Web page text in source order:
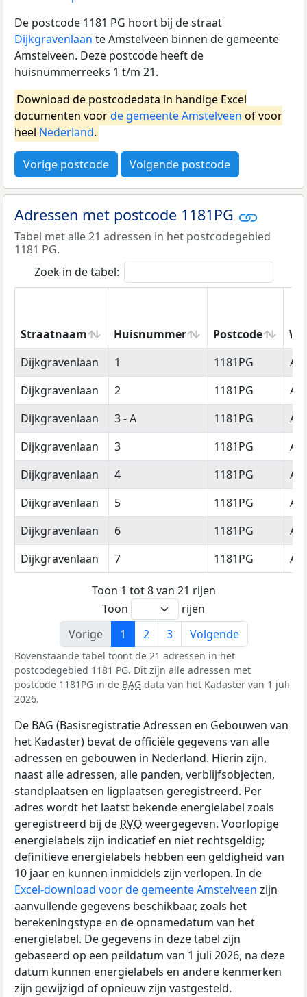
De postcode 1181 PG hoort bij de straat
Dijkgravenlaan te Amstelveen binnen de gemeente
Amstelveen. Deze postcode heeft de
huisnummerreeks 1 t/m 21.
Download de postcodedata in handige Excel
documenten voorde gemeente Amstelveen of voor
heel Nederland.
Vorige postcode Volgende postcode
Adressen met postcode 1181PG
Tabel met alle 21 adressen in het postcodegebied
1181 PG.
Zoek in de tabel:
Straatnaam Huisnummer Postcode
Straatnaam
Huisnummer Postcode
Dijkgravenlaan 1 1181PG
Dijkgravenlaan
2 1181PG
Dijkgravenlaan
3 - A 1181PG
Dijkgravenlaan
3 1181PG
Dijkgravenlaan
4 1181PG
Dijkgravenlaan
5 1181PG
Dijkgravenlaan
6 1181PG
Dijkgravenlaan
7 1181PG
Toon 1 tot 8 van 21 rijen
Toon
rijen
Vorige
1 2 3 Volgende
Bovenstaande tabel toont de 21 adressen in het
postcodegebied 1181 PG. Dit zijn alle adressen met
postcode 1181PG in de BAG data van het Kadaster van 1 juli
2026.
De BAG (Basisregistratie Adressen en Gebouwen van
het Kadaster) bevat de officiële gegevens van alle
adressen en gebouwen in Nederland. Hierin zijn,
naast alle adressen, alle panden, verblijfsobjecten,
standplaatsen en ligplaatsen geregistreerd. Per
adres wordt het laatst bekende energielabel zoals
geregistreerd bij de RVO weergegeven. Voorlopige
energielabels zijn indicatief en niet rechtsgeldig;
definitieve energielabels hebben een geldigheid van
10 jaar en kunnen inmiddels zijn verlopen. In de
Excel-download voor de gemeente Amstelveen zijn
aanvullende gegevens beschikbaar, zoals het
berekeningstype en de opnamedatum van het
energielabel. De gegevens in deze tabel zijn
gebaseerd op een peildatum van 1 juli 2026, na deze
datum kunnen energielabels en andere kenmerken
zijn gewijzigd of opnieuw zijn vastgesteld.